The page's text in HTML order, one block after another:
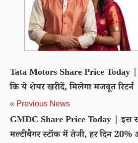
Tata Motors Share Price Today |
कि ये शेयर खरीदें, मिलेगा मजबूत रिटर्न
« Previous News
GMDC Share Price Today | इस
मल्टीबैगर स्टॉक में तेजी, हर दिन 20%